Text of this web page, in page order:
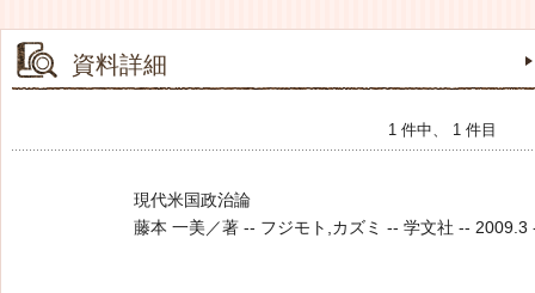
資料詳細
1 件中、 1 件目
現代米国政治論
藤本 一美／著 -- フジモト,カズミ -- 学文社 -- 2009.3